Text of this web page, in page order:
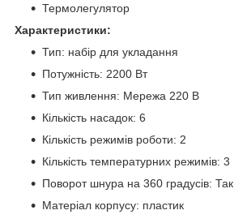
Термолегулятор
Характеристики:
Тип: набір для укладання
Потужність: 2200 Вт
Тип живлення: Мережа 220 В
Кількість насадок: 6
Кількість режимів роботи: 2
Кількість температурних режимів: 3
Поворот шнура на 360 градусів: Так
Матеріал корпусу: пластик